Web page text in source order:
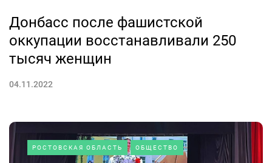
Донбасс после фашистской
оккупации восстанавливали 250
тысяч женщин
04.11.2022
РОСТОВСКАЯ ОБЛАСТЬ ОБЩЕСТВО